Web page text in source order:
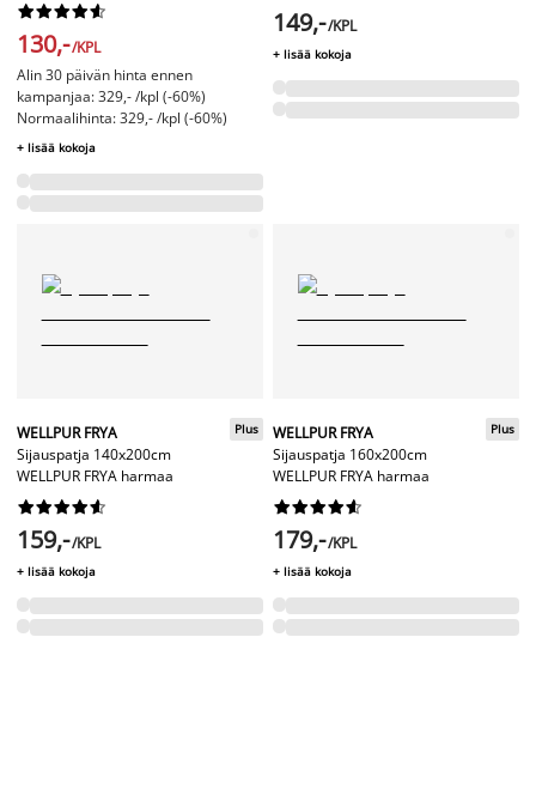






130,-/KPL
Alin 30 päivän hinta ennen
kampanjaa: 329,- /kpl (-60%)
Normaalihinta: 329,- /kpl (-60%)
+ lisää kokoja
149,-/KPL
+ lisää kokoja
WELLPUR FRYA
Sijauspatja 140x200cm
WELLPUR FRYA harmaa
Plus






159,-/KPL
+ lisää kokoja
WELLPUR FRYA
Sijauspatja 160x200cm
WELLPUR FRYA harmaa
Plus






179,-/KPL
+ lisää kokoja